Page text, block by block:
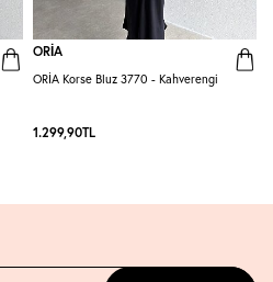
ORİA
ORİA Korse Bluz 3770 - Kahverengi
1.299,90TL